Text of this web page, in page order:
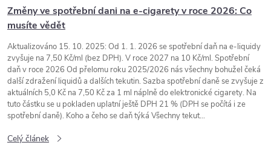
Změny ve spotřební dani na e-cigarety v roce 2026: Co
musíte vědět
Aktualizováno 15. 10. 2025: Od 1. 1. 2026 se spotřební daň na e-liquidy
zvyšuje na 7,50 Kč/ml (bez DPH). V roce 2027 na 10 Kč/ml. Spotřební
daň v roce 2026 Od přelomu roku 2025/2026 nás všechny bohužel čeká
další zdražení liquidů a dalších tekutin. Sazba spotřební daně se zvyšuje z
aktuálních 5,0 Kč na 7,50 Kč za 1 ml náplně do elektronické cigarety. Na
tuto částku se u pokladen uplatní ještě DPH 21 % (DPH se počítá i ze
spotřební daně). Koho a čeho se daň týká Všechny tekut...
Celý článek